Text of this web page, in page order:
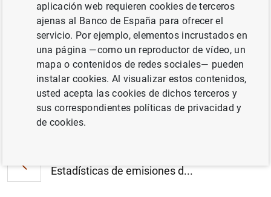
Estado financiero consolidado del
Eurosistema a 1 de octubre de 2021 (409
KB
Estadísticas de emisiones d...
Siguiente
aplicación web requieren cookies de terceros
ajenas al Banco de España para ofrecer el
servicio. Por ejemplo, elementos incrustados en
una página —como un reproductor de vídeo, un
mapa o contenidos de redes sociales— pueden
instalar cookies. Al visualizar estos contenidos,
usted acepta las cookies de dichos terceros y
sus correspondientes políticas de privacidad y
de cookies.